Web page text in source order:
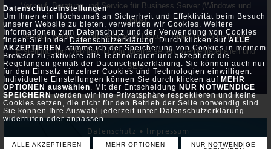
Datenschutzeinstellungen
Um Ihnen ein Höchstmaß an Sicherheit und Effektivität beim Besuch
unserer Website zu bieten, verwenden wir Cookies. Weitere
Informationen zum Datenschutz und der Verwendung von Cookies
finden Sie in derDatenschutzerklärung. Durch klicken aufALLE
AKZEPTIEREN, stimme ich der Speicherung von Cookies in meinem
Browser zu, aktiviere alle Technologien und akzeptiere die
Regelungen gemäß der Datenschutzerklärung. Sie können auch nur
für den Einsatz einzelner Cookies und Technologien einwilligen.
Individuelle Einstellungen können Sie durch klicken auf MEHR
OPTIONEN auswählen. Mit der Entscheidung NUR NOTWENDIGE
SPEICHERNwerden wir Ihre Privatsphäre respektieren und keine
Cookies setzen, die nicht für den Betrieb der Seite notwendig sind.
Sie können Ihre Auswahl jederzeit unter Datenschutzerklärung
widerrufen oder anpassen.
ALLE AKZEPTIEREN MEHR OPTIONEN
NUR NOTWENDIGE
Verkauf, Beratung und Service für Business Server (Windows und
Linux)
Verkauf, Beratung und Service für Laptop, Tablet und Smartphone
Erstellung und Webhosting von Internetseiten, Werbematerialien und
SEO
Datenschutz • Impressum